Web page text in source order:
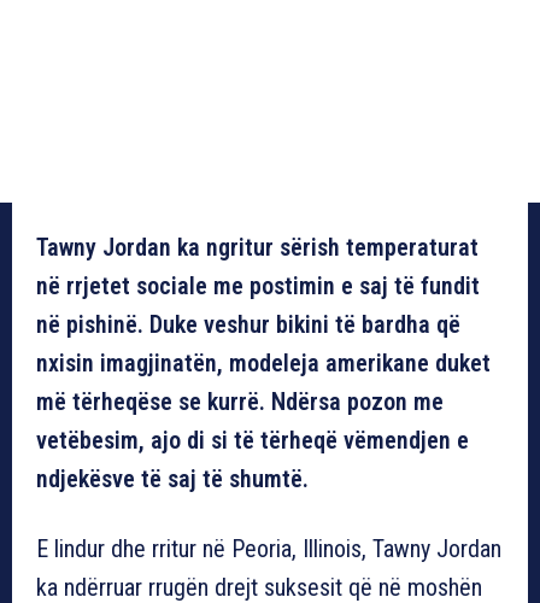
Tawny Jordan ka ngritur sërish temperaturat
në rrjetet sociale me postimin e saj të fundit
në pishinë. Duke veshur bikini të bardha që
nxisin imagjinatën, modeleja amerikane duket
më tërheqëse se kurrë. Ndërsa pozon me
vetëbesim, ajo di si të tërheqë vëmendjen e
ndjekësve të saj të shumtë.
E lindur dhe rritur në Peoria, Illinois, Tawny Jordan
ka ndërruar rrugën drejt suksesit që në moshën